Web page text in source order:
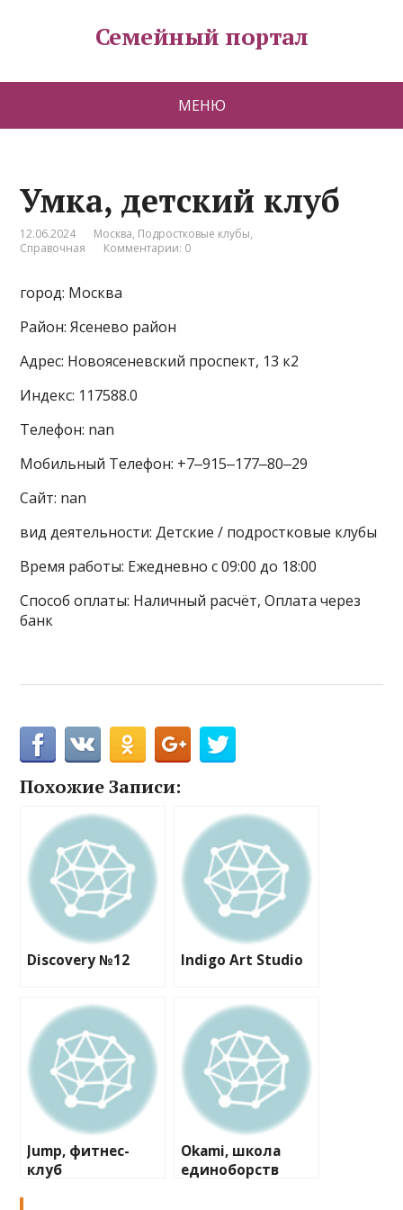
Семейный портал
МЕНЮ
Умка, детский клуб
12.06.2024 Москва, Подростковые клубы,
Справочная
Комментарии: 0
город: Москва
Район: Ясенево район
Адрес: Новоясеневский проспект, 13 к2
Индекс: 117588.0
Телефон: nan
Мобильный Телефон: +7‒915‒177‒80‒29
Сайт: nan
вид деятельности: Детские / подростковые клубы
Время работы: Ежедневно с 09:00 до 18:00
Способ оплаты: Наличный расчёт, Оплата через
банк
Похожие Записи:
Discovery №12 Indigo Art Studio
Jump, фитнес-
клуб
Okami, школа
единоборств